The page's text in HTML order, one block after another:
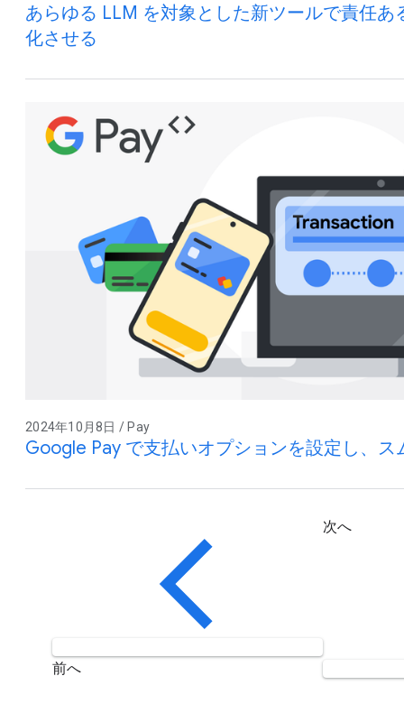
あらゆる LLM を対象とした新ツールで責任あ
化させる
2024年10月8日 / Pay
Google Pay で支払いオプションを設定し、
前へ
次へ